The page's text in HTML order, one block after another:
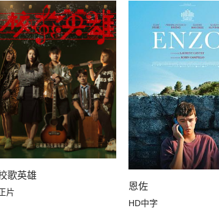
歌英雄
片
恩佐
HD中字